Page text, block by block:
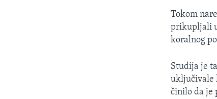
Tokom
prikupljali
koralnog
Studija je
uključivale
činilo da je